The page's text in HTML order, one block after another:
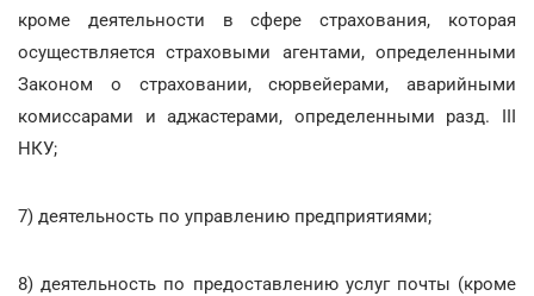
кроме деятельности в сфере страхования, которая
осуществляется страховыми агентами, определенными
Законом о страховании, сюрвейерами, аварийными
комиссарами и аджастерами, определенными разд. III
НКУ;
7) деятельность по управлению предприятиями;
8) деятельность по предоставлению услуг почты (кроме